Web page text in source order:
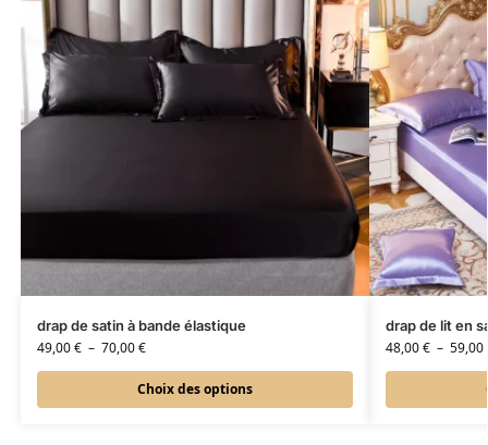
drap de satin à bande élastique
49,00€ – 70,00€
Choix des options
drap de lit en
48,00€ – 59,00